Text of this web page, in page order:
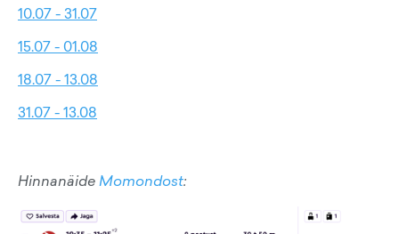
10.07 - 31.07
15.07 - 01.08
18.07 - 13.08
31.07 - 13.08
HinnanäideMomondost: